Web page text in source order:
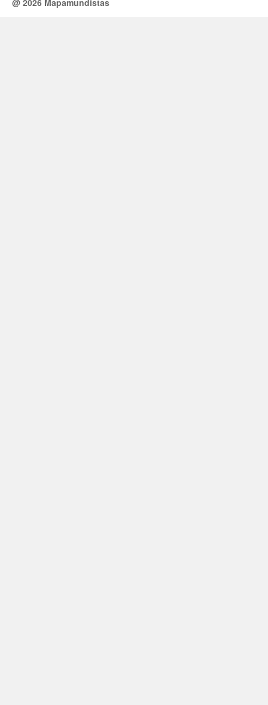
@ 2026 Mapamundistas